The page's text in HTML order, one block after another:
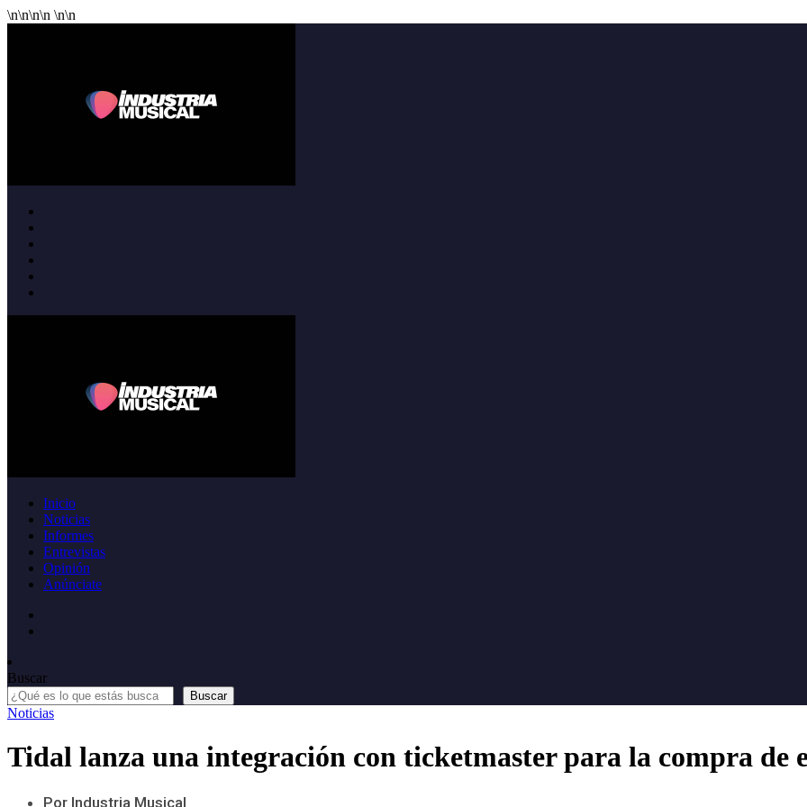
\n\n\n\n \n\n
Inicio
Noticias
Informes
Entrevistas
Opinión
Anúnciate
Buscar
Buscar
Noticias
Tidal lanza una integración con ticketmaster para la compra de
Por Industria Musical